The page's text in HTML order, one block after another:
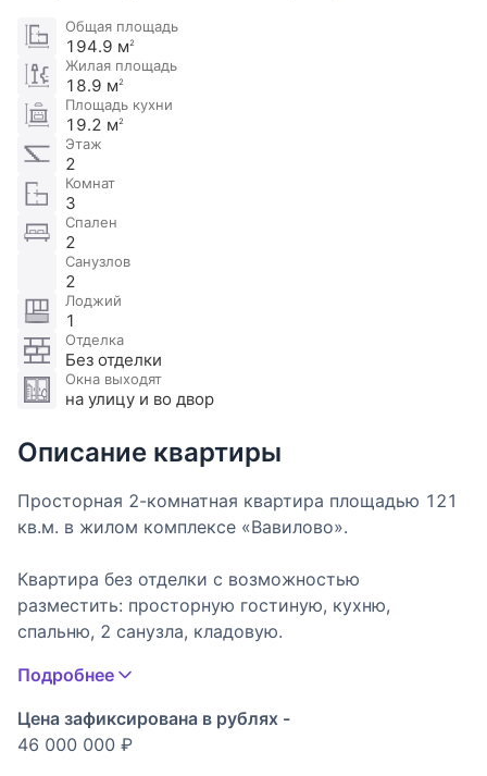
Общая площадь
194.9 м2
Жилая площадь
18.9 м2
Площадь кухни
19.2 м2
Этаж
2
Комнат
3
Спален
2
Санузлов
2
Лоджий
1
Отделка
Без отделки
Окна выходят
на улицу и во двор
Описание квартиры
​​​​​​​Просторная 2-комнатная квартира площадью 121
кв.м. в жилом комплексе «Вавилово».
Квартира без отделки с возможностью
разместить: просторную гостиную, кухню,
спальню, 2 санузла, кладовую.
ЖК «Вавилово» состоит из 5 секций переменной
этажности, расположенный на участке 1,3 га.
Внутренняя территория выполнена в виде каскада
Подробнее
Цена зафиксирована в рублях -
46 000 000 ₽